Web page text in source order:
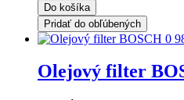
Do košíka
Pridať do obľúbených
Olejový filter